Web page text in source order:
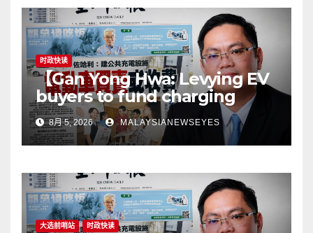
时政快读
【Gan Yong Hwa: Levying EV
buyers to fund charging
stations puts the cart before
the horseGovernment must
first remove infrastructure
responsibility to
consumers】
8月 5, 2026 MALAYSIANEWSEYES
大选前哨站 时政快读